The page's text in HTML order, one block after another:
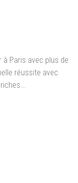
à Paris avec plus de
réussite avec